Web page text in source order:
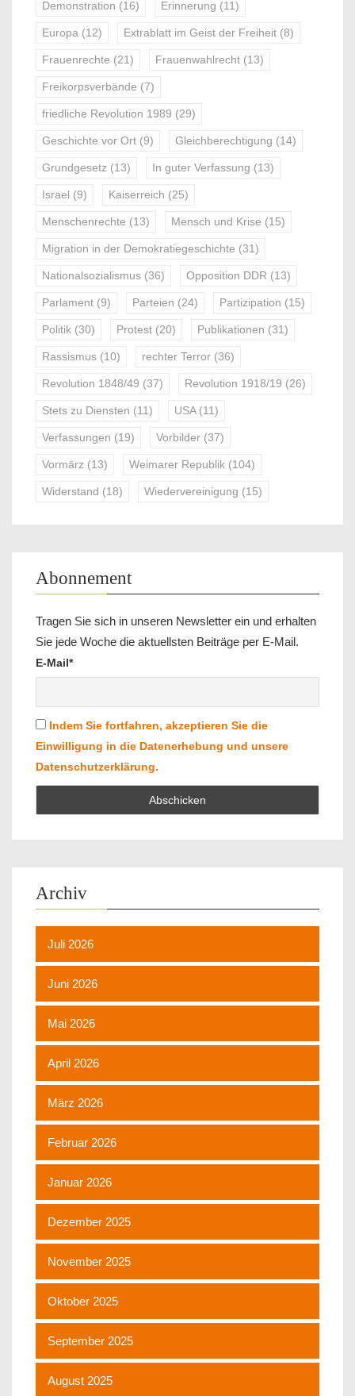
Demonstration (16) Erinnerung (11)
Europa (12) Extrablatt im Geist der Freiheit (8)
Frauenrechte (21) Frauenwahlrecht (13)
Freikorpsverbände (7)
friedliche Revolution 1989 (29)
Geschichte vor Ort (9) Gleichberechtigung (14)
Grundgesetz (13) In guter Verfassung (13)
Israel (9) Kaiserreich (25)
Menschenrechte (13) Mensch und Krise (15)
Migration in der Demokratiegeschichte (31)
Nationalsozialismus (36) Opposition DDR (13)
Parlament (9) Parteien (24) Partizipation (15)
Politik (30) Protest (20) Publikationen (31)
Rassismus (10) rechter Terror (36)
Revolution 1848/49 (37) Revolution 1918/19 (26)
Stets zu Diensten (11) USA(11)
Verfassungen (19) Vorbilder (37)
Vormärz (13) Weimarer Republik (104)
Widerstand (18) Wiedervereinigung (15)
Abonnement
Tragen Sie sich in unseren Newsletter ein und erhalten
Sie jede Woche die aktuellsten Beiträge per E-Mail.
E-Mail*
Indem Sie fortfahren, akzeptieren Sie die
Einwilligung in die Datenerhebung und unsere
Datenschutzerklärung.
Archiv
Juli 2026
Juni 2026
Mai 2026
April 2026
März 2026
Februar 2026
Januar 2026
Dezember 2025
November 2025
Oktober 2025
September 2025
August 2025